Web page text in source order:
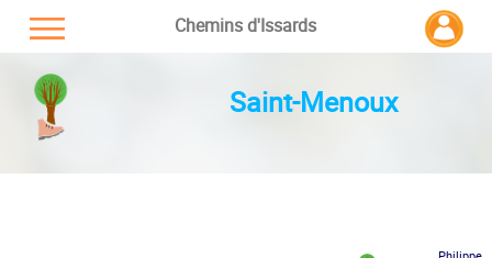
Chemins d'Issards
Saint-Menoux